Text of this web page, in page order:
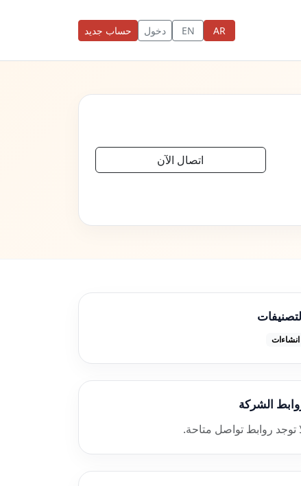
AR
EN دخول حساب جديد
اتصال الآن
انشاءات
الشركة
توجد روابط تواصل متاحة.